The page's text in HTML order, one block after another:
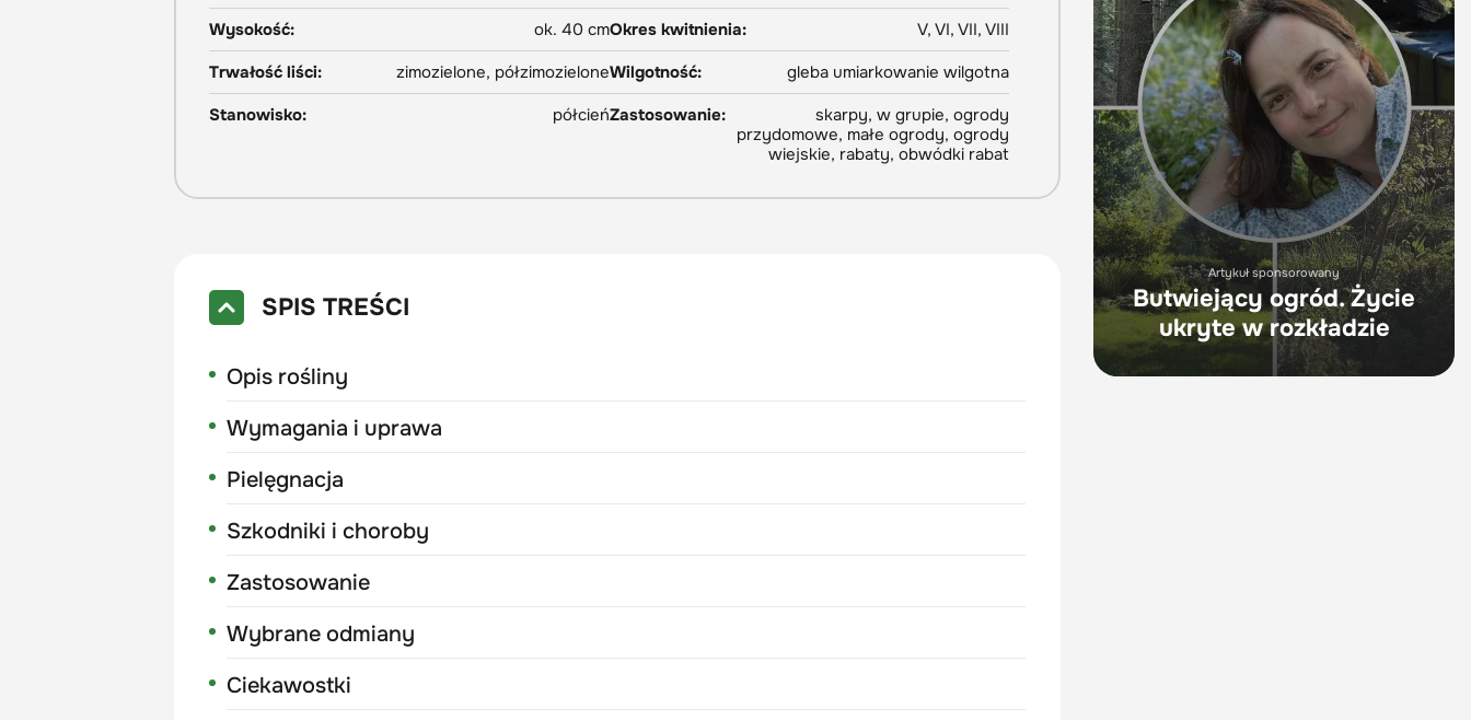
Wysokość:
ok. 40 cmOkres kwitnienia:
V, VI, VII, VIII
Trwałość liści:
zimozielone, półzimozieloneWilgotność:
gleba umiarkowanie wilgotna
Stanowisko:
półcieńZastosowanie:
skarpy, w grupie, ogrody
przydomowe, małe ogrody, ogrody
wiejskie, rabaty, obwódki rabat
SPIS TREŚCI
Opis rośliny
Wymagania i uprawa
Pielęgnacja
Szkodniki i choroby
Zastosowanie
Wybrane odmiany
Ciekawostki
Artykuł sponsorowany
Butwiejący ogród. Życie
ukryte w rozkładzie